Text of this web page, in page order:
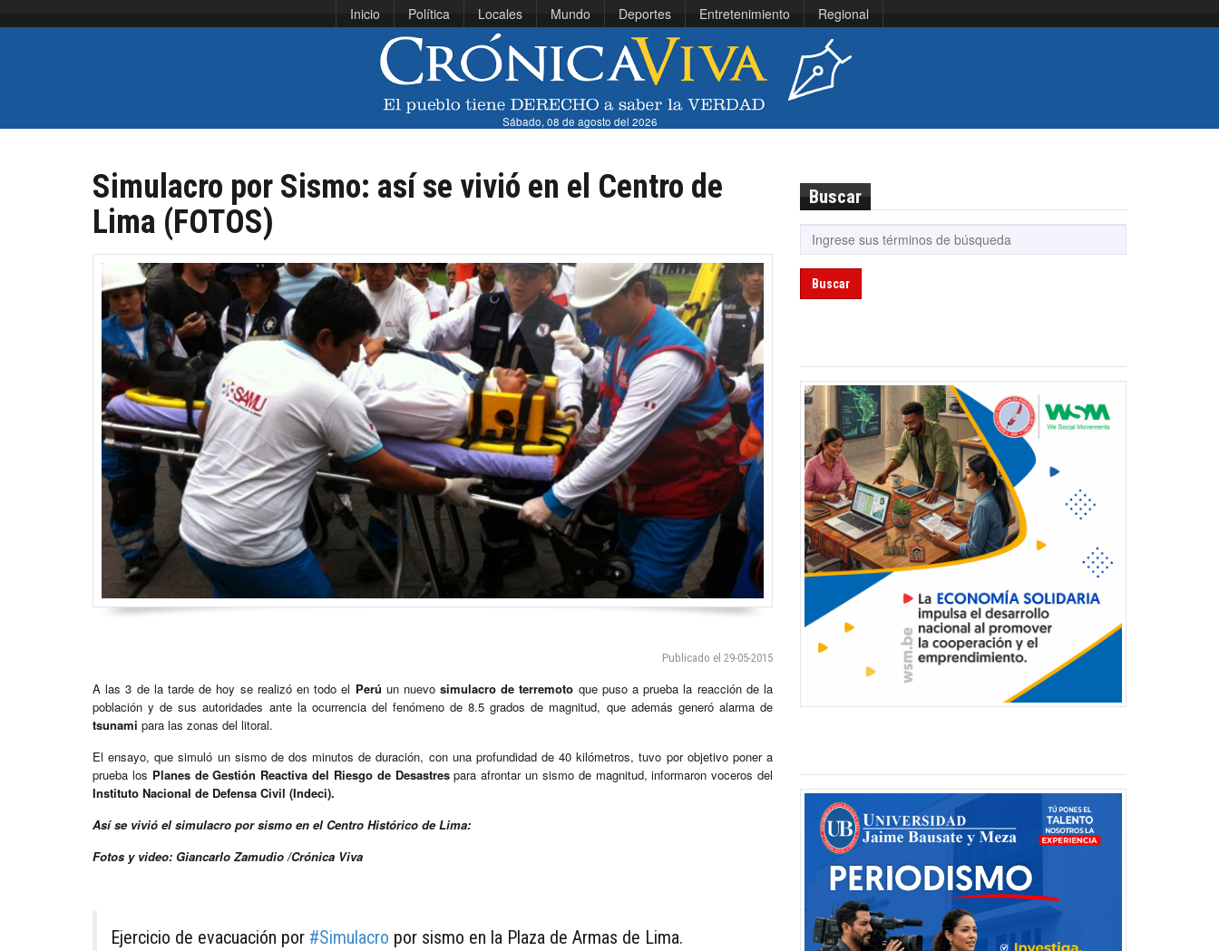
Inicio Política Locales Mundo Deportes Entretenimiento Regional
Sábado, 08 de agosto del 2026
Simulacro por Sismo: así se vivió en el Centro de
Lima (FOTOS)
Publicado el 29-05-2015
A las 3 de la tarde de hoy se realizó en todo el Perú un nuevosimulacro de terremoto que puso a prueba la reacción de la
población y de sus autoridades ante la ocurrencia del fenómeno de 8.5 grados de magnitud, que además generó alarma de
tsunami para las zonas del litoral.
El ensayo, que simuló un sismo de dos minutos de duración, con una profundidad de 40 kilómetros, tuvo por objetivo poner a
prueba los Planes de Gestión Reactiva del Riesgo de Desastrespara afrontar un sismo de magnitud, informaron voceros del
Instituto Nacional de Defensa Civil (Indeci).
Así se vivió el simulacro por sismo en el Centro Histórico de Lima:
Fotos y video: Giancarlo Zamudio /Crónica Viva
Ejercicio de evacuación por #Simulacro por sismo en la Plaza de Armas de Lima.
Buscar
Buscar